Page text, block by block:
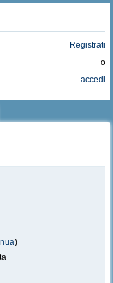
Registrati
o
accedi
)